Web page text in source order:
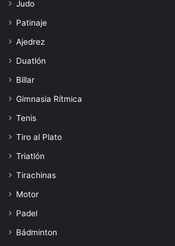
Judo
Patinaje
Ajedrez
Duatlón
Billar
Gimnasia Rítmica
Tenis
Tiro al Plato
Triatlón
Tirachinas
Motor
Padel
Bádminton